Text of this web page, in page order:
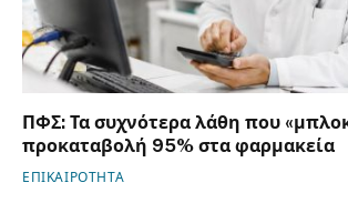
ΠΦΣ: Τα συχνότερα λάθη που
προκαταβολή 95% στα φαρμακεία
ΕΠΙΚΑΙΡΟΤΗΤΑ